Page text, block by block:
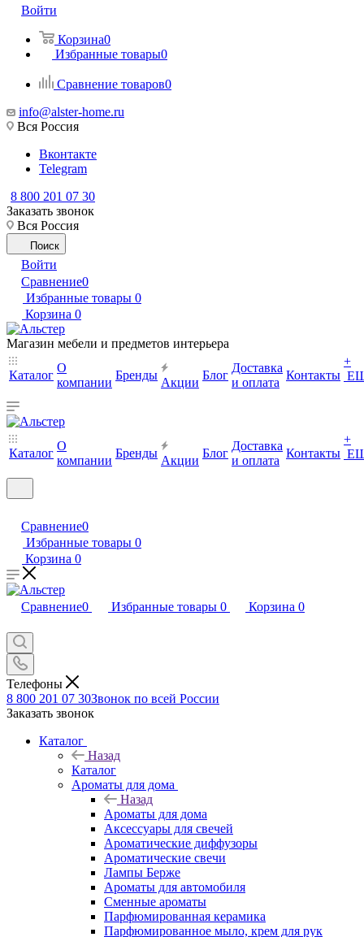
Войти
Корзина0
Избранные товары0
Сравнение товаров0
info@alster-home.ru
Вся Россия
Вконтакте
Telegram
8 800 201 07 30
Заказать звонок
Вся Россия
Поиск
Войти
Сравнение0
Избранные товары 0
Корзина 0
Магазин мебели и предметов интерьера
Каталог
О
компании
Бренды
Акции
Блог
Доставка
и оплата
Контакты
+
Каталог
О
компании
Бренды
Акции
Блог
Доставка
и оплата
Контакты
+
Сравнение0
Избранные товары 0
Корзина 0
Сравнение0 Избранные товары 0 Корзина 0
Телефоны
8 800 201 07 30Звонок по всей России
Заказать звонок
Каталог
Назад
Каталог
Ароматы для дома
Назад
Ароматы для дома
Аксессуары для свечей
Ароматические диффузоры
Ароматические свечи
Лампы Берже
Ароматы для автомобиля
Сменные ароматы
Парфюмированная керамика
Парфюмированное мыло, крем для рук